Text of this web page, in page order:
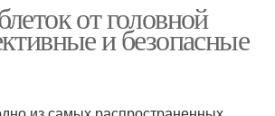
от головной
и безопасные